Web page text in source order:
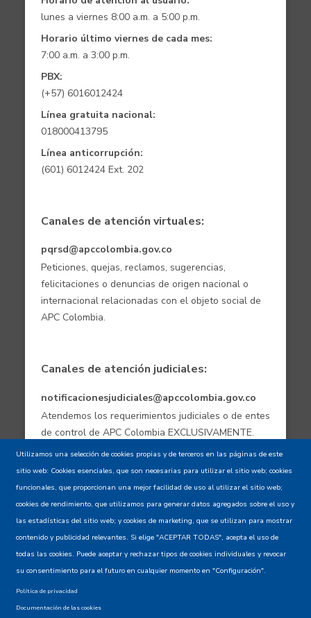
lunes a viernes 8:00 a.m. a 5:00 p.m.
Horario último viernes de cada mes:
7:00 a.m. a 3:00 p.m.
PBX:
(+57) 6016012424
Línea gratuita nacional:
018000413795
Línea anticorrupción:
(601) 6012424 Ext. 202
Canales de atención virtuales:
pqrsd@apccolombia.gov.co
Peticiones, quejas, reclamos, sugerencias,
felicitaciones o denuncias de origen nacional o
internacional relacionadas con el objeto social de
APC Colombia.
Canales de atención judiciales:
notificacionesjudiciales@apccolombia.gov.co
Atendemos los requerimientos judiciales o de entes
de control de APC Colombia EXCLUSIVAMENTE.
Aviso de confidencialidad - Política de
privacidad y Condiciones de uso
Mapa del Sitio XML
Utilizamos una selección de cookies propias y de terceros en las páginas de este
sitio web: Cookies esenciales, que son necesarias para utilizar el sitio web; cookies
funcionales, que proporcionan una mejor facilidad de uso al utilizar el sitio web;
cookies de rendimiento, que utilizamos para generar datos agregados sobre el uso y
las estadísticas del sitio web; y cookies de marketing, que se utilizan para mostrar
contenido y publicidad relevantes. Si elige "ACEPTAR TODAS", acepta el uso de
todas las cookies. Puede aceptar y rechazar tipos de cookies individuales y revocar
su consentimiento para el futuro en cualquier momento en "Configuración".
Política de privacidad
Documentación de las cookies